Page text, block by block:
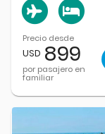
Precio desde
USD 899
por pasajero en
familiar